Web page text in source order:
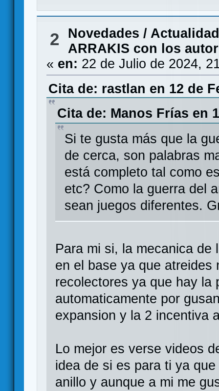
2
Novedades / Actualidad
ARRAKIS con los
« en: 22 de Julio de 2024,
Cita de: rastlan en 12 de
Cita de: Manos Frías en
Si te gusta más que la
de cerca, son palabras
está completo tal como
etc? Como la guerra del
sean juegos diferentes.
Para mi si, la mecanica
en el base ya que atreides
recolectores ya que hay la
automaticamente por
expansion y la 2 incentiva
Lo mejor es verse videos
idea de si es para ti ya
anillo y aunque a mi me